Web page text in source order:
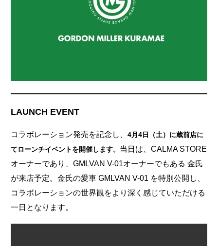
LAUNCH EVENT
コラボレーション発売を記念し、4月4日（土）に蔵前店に
てローンチイベントを開催します。 当日は、CALMA STORE
オーナーであり、GMLVAN V-01オーナーでもある 金氏
が来店予定。金氏の愛車 GMLVAN V-01 を特別公開し、
コラボレーションの世界観をより深く感じていただける
一日となります。